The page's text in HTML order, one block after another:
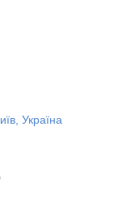
Україна